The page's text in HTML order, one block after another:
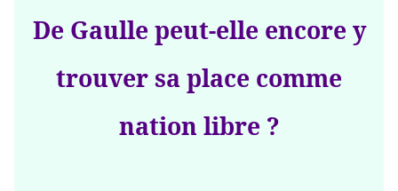
De Gaulle peut-elle encore y
trouver sa place comme
nation libre ?